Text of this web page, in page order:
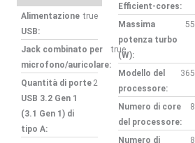
Alimentazione
USB:
true
Jack combinato per
microfono/auricolare:
true
Quantità di porte
USB 3.2 Gen 1
(3.1 Gen 1) di
tipo A:
2
Efficient-cores:
Massima
potenza turbo
(W):
55
Modello del
processore:
365
Numero di core
del processore:
8
Numero di
8